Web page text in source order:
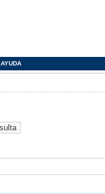
AYUDA